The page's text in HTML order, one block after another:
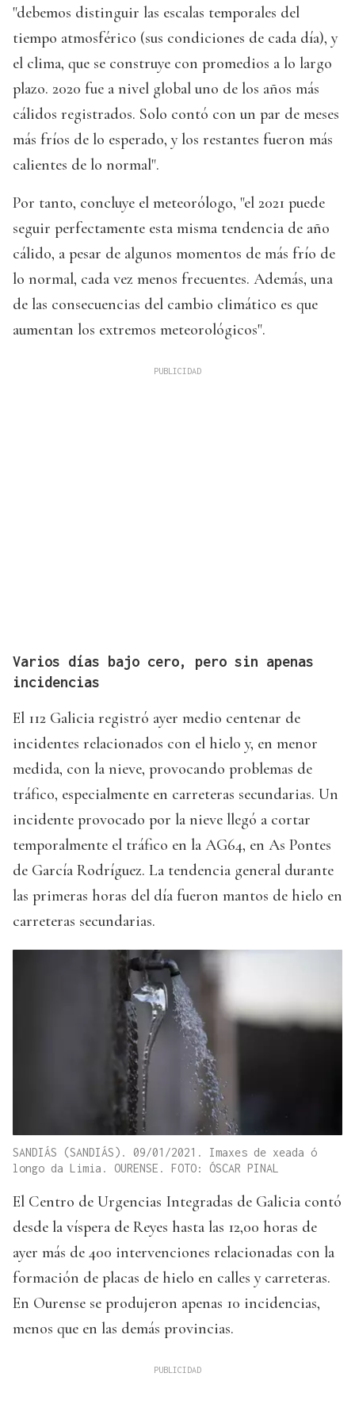
"debemos distinguir las escalas temporales del
tiempo atmosférico (sus condiciones de cada día), y
el clima, que se construye con promedios a lo largo
plazo. 2020 fue a nivel global uno de los años más
cálidos registrados. Solo contó con un par de meses
más fríos de lo esperado, y los restantes fueron más
calientes de lo normal".
Por tanto, concluye el meteorólogo, "el 2021 puede
seguir perfectamente esta misma tendencia de año
cálido, a pesar de algunos momentos de más frío de
lo normal, cada vez menos frecuentes. Además, una
de las consecuencias del cambio climático es que
aumentan los extremos meteorológicos".
Varios días bajo cero, pero sin apenas
incidencias
El 112 Galicia registró ayer medio centenar de
incidentes relacionados con el hielo y, en menor
medida, con la nieve, provocando problemas de
tráfico, especialmente en carreteras secundarias. Un
incidente provocado por la nieve llegó a cortar
temporalmente el tráfico en la AG64, en As Pontes
de García Rodríguez. La tendencia general durante
las primeras horas del día fueron mantos de hielo en
carreteras secundarias.
SANDIÁS (SANDIÁS). 09/01/2021. Imaxes de xeada ó
longo da Limia. OURENSE. FOTO: ÓSCAR PINAL
El Centro de Urgencias Integradas de Galicia contó
desde la víspera de Reyes hasta las 12,00 horas de
ayer más de 400 intervenciones relacionadas con la
formación de placas de hielo en calles y carreteras.
En Ourense se produjeron apenas 10 incidencias,
menos que en las demás provincias.